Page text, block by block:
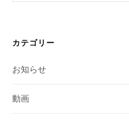
カテゴリー
お知らせ
動画